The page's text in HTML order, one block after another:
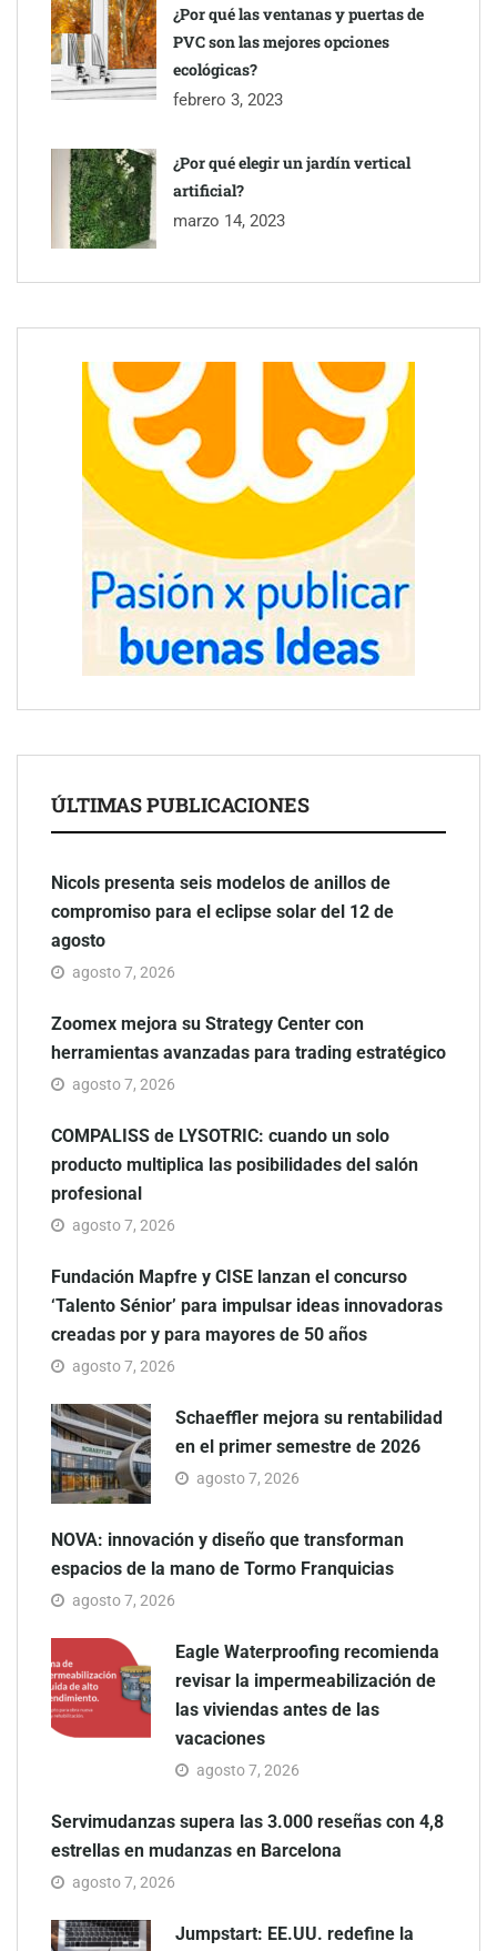
¿Por qué las ventanas y puertas de
PVC son las mejores opciones
ecológicas?
febrero 3, 2023
¿Por qué elegir un jardín vertical
artificial?
marzo 14, 2023
ÚLTIMAS PUBLICACIONES
Nicols presenta seis modelos de anillos de
compromiso para el eclipse solar del 12 de
agosto
agosto 7, 2026
Zoomex mejora su Strategy Center con
herramientas avanzadas para trading estratégico
agosto 7, 2026
COMPALISS de LYSOTRIC: cuando un solo
producto multiplica las posibilidades del salón
profesional
agosto 7, 2026
Fundación Mapfre y CISE lanzan el concurso
‘Talento Sénior’ para impulsar ideas innovadoras
creadas por y para mayores de 50 años
agosto 7, 2026
Schaeffler mejora su rentabilidad
en el primer semestre de 2026
agosto 7, 2026
NOVA: innovación y diseño que transforman
espacios de la mano de Tormo Franquicias
agosto 7, 2026
Eagle Waterproofing recomienda
revisar la impermeabilización de
las viviendas antes de las
vacaciones
agosto 7, 2026
Servimudanzas supera las 3.000 reseñas con 4,8
estrellas en mudanzas en Barcelona
agosto 7, 2026
Jumpstart: EE.UU. redefine la